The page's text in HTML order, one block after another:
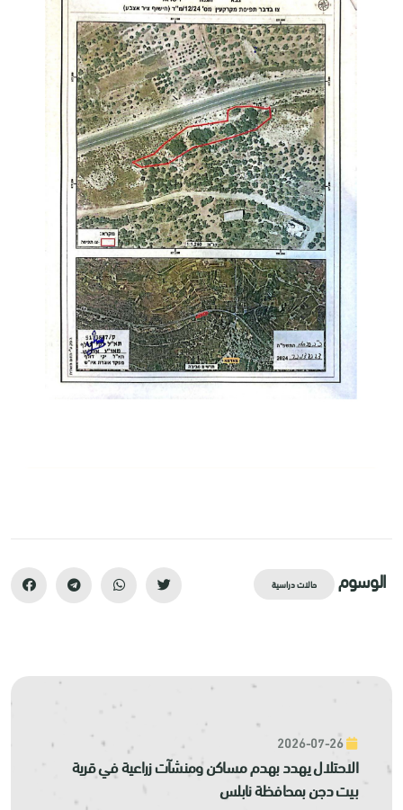
الوسوم حالات دراسية
الاحتلال يهدد بهدم مساكن ومنشآت زراعية في قرية
بيت دجن بمحافظة نابلس